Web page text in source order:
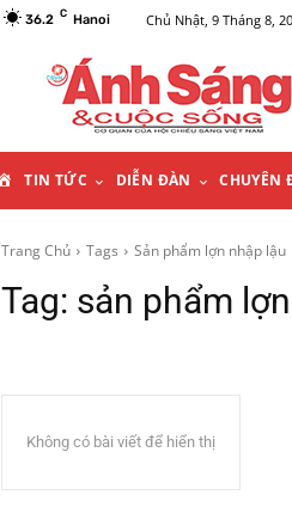
36.2 C Hanoi Chủ Nhật, 9 Tháng 8,
A
TIN TỨC DIỄN ĐÀN CHUYÊN
Trang Chủ Tags Sản phẩm lợn nhập lậu
Tag: sản phẩm
Không có bài viết để hiển thị